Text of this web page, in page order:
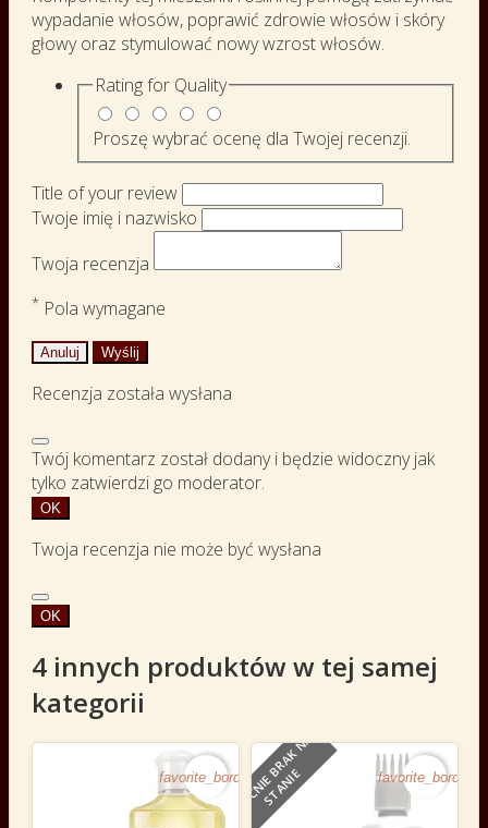
wypadanie włosów, poprawić zdrowie włosów i skóry
głowy oraz stymulować nowy wzrost włosów.
Rating for Quality
Proszę wybrać ocenę dla Twojej recenzji.
Title of your review
Twoje imię i nazwisko
Twoja recenzja
* Pola wymagane
Anuluj Wyślij
Recenzja została wysłana
Twój komentarz został dodany i będzie widoczny jak
tylko zatwierdzi go moderator.
OK
Twoja recenzja nie może być wysłana
OK
4 innych produktów w tej samej
kategorii
favorite_borderO
B
E
C
N
I
E
B
R
A
K
N
A
S
T
A
N
I
E favorite_border